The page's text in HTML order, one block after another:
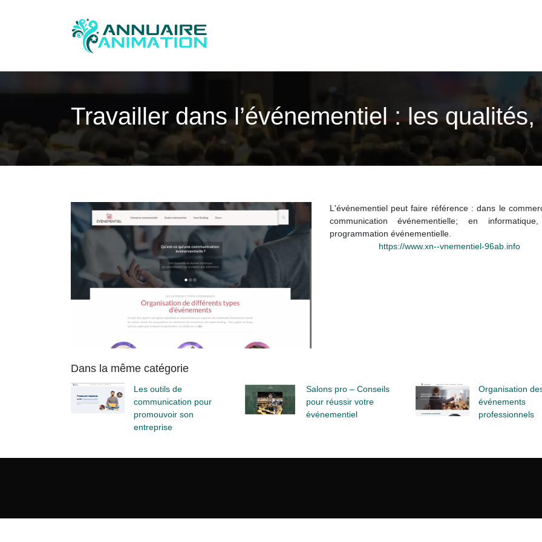
Travailler dans l’événementiel : les
L'événementiel peut faire référence : dans le
communication événementielle; en
programmation événementielle.
https://www.xn--vnementiel-96ab.info
Dans la même catégorie
Les outils de
communication pour
promouvoir son
entreprise
Salons pro – Conseils
pour réussir votre
événementiel
Organisation
événements
professionnels